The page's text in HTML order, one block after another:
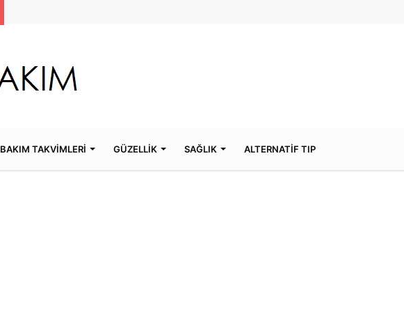
BAKIM TAKVİMLERİ GÜZELLİK SAĞLIK ALTERNATİF TIP